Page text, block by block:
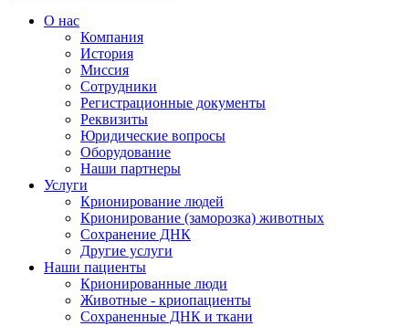
О нас
Компания
История
Миссия
Сотрудники
Регистрационные документы
Реквизиты
Юридические вопросы
Оборудование
Наши партнеры
Услуги
Крионирование людей
Крионирование (заморозка) животных
Сохранение ДНК
Другие услуги
Наши пациенты
Крионированные люди
Животные - криопациенты
Сохраненные ДНК и ткани